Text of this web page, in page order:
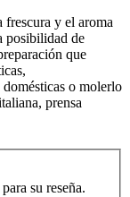
y el aroma
posibilidad de
que
o molerlo
prensa
su reseña.